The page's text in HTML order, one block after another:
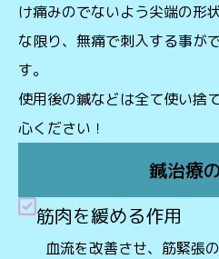
け痛みのでないよう尖端の形
な限り、無痛で刺入する事が
す。
使用後の鍼などは全て使い捨
心ください！
鍼治療
筋肉を緩める作用
血流を改善させ、筋緊張